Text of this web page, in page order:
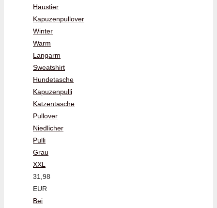
Haustier
Kapuzenpullover
Winter
Warm
Langarm
Sweatshirt
Hundetasche
Kapuzenpulli
Katzentasche
Pullover
Niedlicher
Pulli
Grau
XXL
31,98
EUR
Bei